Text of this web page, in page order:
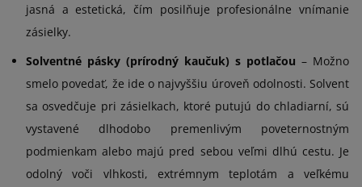
jasná a estetická, čím posilňuje profesionálne vnímanie
zásielky.
Solventné pásky (prírodný kaučuk) s potlačou – Možno
smelo povedať, že ide o najvyššiu úroveň odolnosti. Solvent
sa osvedčuje pri zásielkach, ktoré putujú do chladiarní, sú
vystavené dlhodobo premenlivým poveternostným
podmienkam alebo majú pred sebou veľmi dlhú cestu. Je
odolný voči vlhkosti, extrémnym teplotám a veľkému